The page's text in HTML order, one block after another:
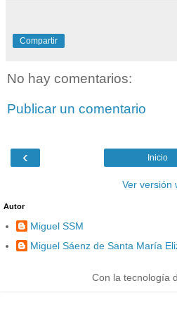
Compartir
No hay comentarios:
Publicar un comentario
‹ Inicio
Ver versión
Autor
Miguel SSM
Miguel Sáenz de Santa María
Con la tecnología